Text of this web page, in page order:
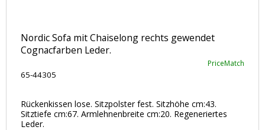
Nordic Sofa mit Chaiselong rechts gewendet
Cognacfarben Leder.
PriceMatch
65-44305
Rückenkissen lose. Sitzpolster fest. Sitzhöhe cm:43.
Sitztiefe cm:67. Armlehnenbreite cm:20. Regeneriertes
Leder.